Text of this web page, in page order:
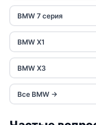
BMW 7 серия
BMW X1
BMW X3
Все BMW →